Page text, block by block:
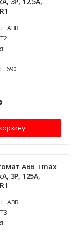
ABB
690
ABB Tmax
3P, 125А,
ABB